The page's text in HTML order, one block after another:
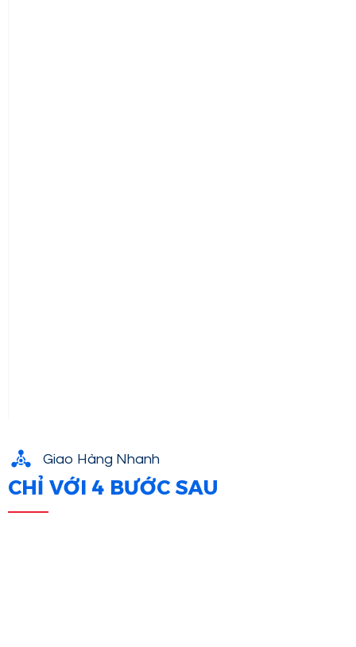
Giao Hàng Nhanh
CHỈ VỚI 4 BƯỚC SAU